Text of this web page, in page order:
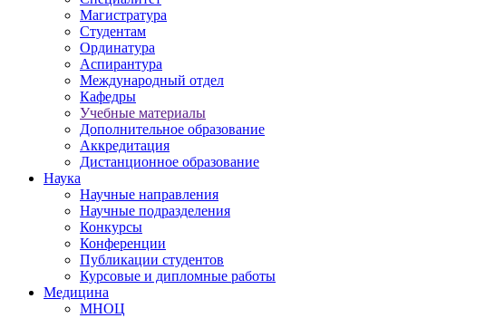
Магистратура
Студентам
Ординатура
Аспирантура
Международный отдел
Кафедры
Учебные материалы
Дополнительное образование
Аккредитация
Дистанционное образование
Наука
Научные направления
Научные подразделения
Конкурсы
Конференции
Публикации студентов
Курсовые и дипломные работы
Медицина
МНОЦ